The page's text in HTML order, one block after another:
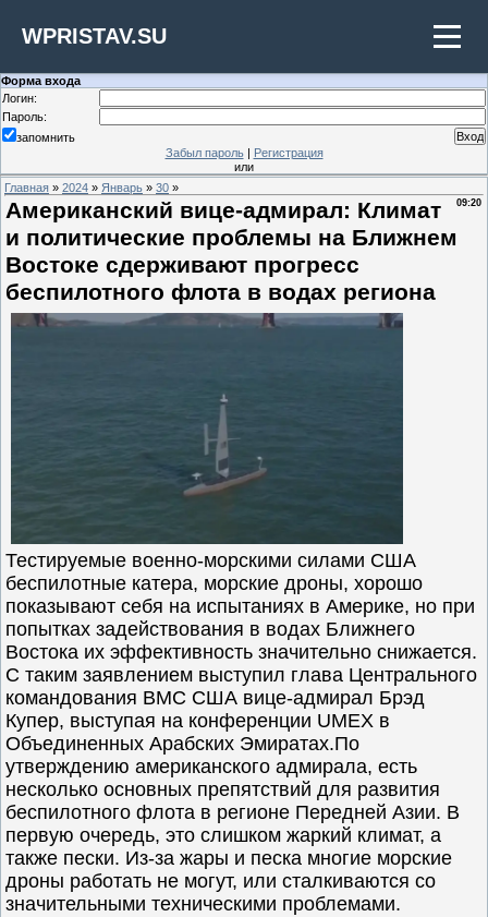
WPRISTAV.SU
Форма входа
Логин:
Пароль:
запомнить
Забыл пароль| Регистрация
или
Главная » 2024 » Январь » 30 »
09:20
Американский вице-адмирал: Климат
и политические проблемы на Ближнем
Востоке сдерживают прогресс
беспилотного флота в водах региона
Тестируемые военно-морскими силами США
беспилотные катера, морские дроны, хорошо
показывают себя на испытаниях в Америке, но при
попытках задействования в водах Ближнего
Востока их эффективность значительно снижается.
С таким заявлением выступил глава Центрального
командования ВМС США вице-адмирал Брэд
Купер, выступая на конференции UMEX в
Объединенных Арабских Эмиратах.По
утверждению американского адмирала, есть
несколько основных препятствий для развития
беспилотного флота в регионе Передней Азии. В
первую очередь, это слишком жаркий климат, а
также пески. Из-за жары и песка многие морские
дроны работать не могут, или сталкиваются со
значительными техническими проблемами.